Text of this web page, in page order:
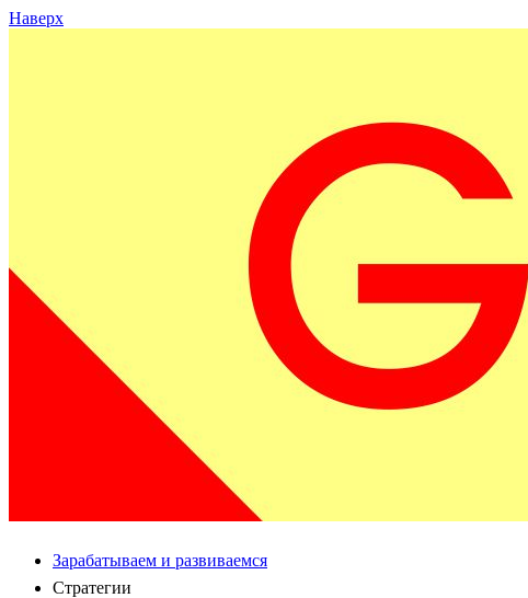
Наверх
Зарабатываем и развиваемся
Стратегии